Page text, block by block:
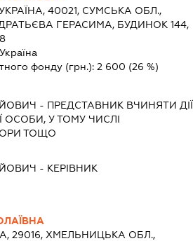
40021, СУМСЬКА ОБЛ.,
ГЕРАСИМА, БУДИНОК 144,
Україна
фонду (грн.):2 600 (26 %)
- ПРЕДСТАВНИК ВЧИНЯТИ ДІЇ
ОСОБИ, У ТОМУ ЧИСЛІ
ТОЩО
- КЕРІВНИК
29016, ХМЕЛЬНИЦЬКА ОБЛ.,